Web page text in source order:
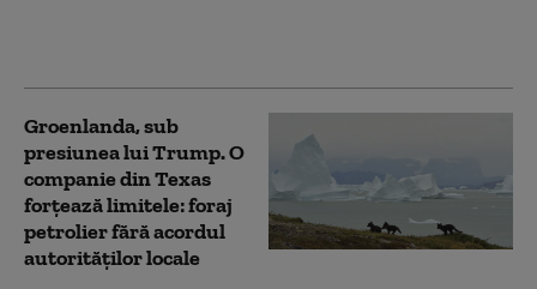
Groenlanda, sub
presiunea lui Trump. O
companie din Texas
forțează limitele: foraj
petrolier fără acordul
autorităților locale